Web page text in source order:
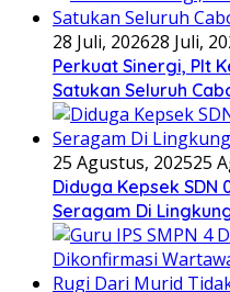
28 Juli, 202628 Juli,
Perkuat Sinergi, Plt
Satukan Seluruh
25 Agustus, 202525
Diduga Kepsek SDN
Seragam Di